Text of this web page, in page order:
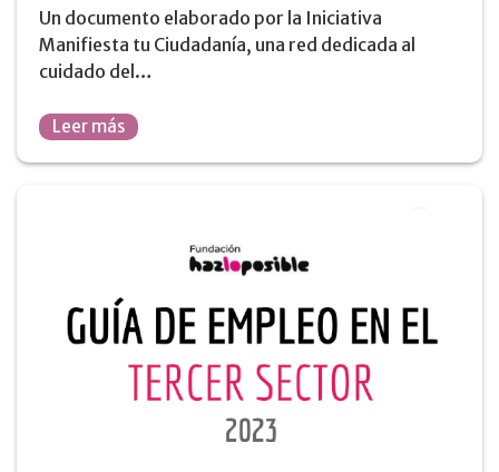
Un documento elaborado por la Iniciativa
Manifiesta tu Ciudadanía, una red dedicada al
cuidado del…
Leer más